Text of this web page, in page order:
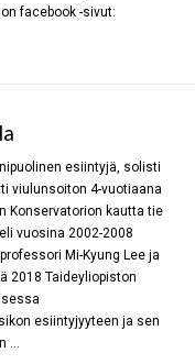
facebook -sivut:
esiintyjä, solisti
viulunsoiton 4-vuotiaana
Konservatorion kautta tie
vuosina 2002-2008
Mi-Kyung Lee ja
2018 Taideyliopiston
esiintyjyyteen ja sen
…